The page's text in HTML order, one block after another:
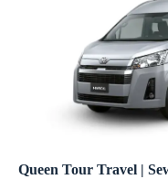
Queen Tour Travel |